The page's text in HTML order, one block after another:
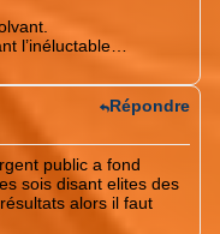
l’inéluctable…
public a fond
sois disant elites des
alors il faut
Répondre